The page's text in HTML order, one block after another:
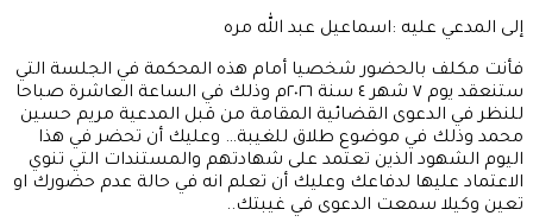
إلى المدعي عليه :اسماعيل عبد الله مره
فأنت مكلف بالحضور شخصيا أمام هذه المحكمة في الجلسة التي
ستنعقد يوم ٧ شهر ٤ سنة ٢٠٢٦م وذلك في الساعة العاشرة صباحا
للنظر في الدعوى القضائية المقامة من قبل المدعية مريم حسين
محمد وذلك في موضوع طلاق للغيبة… وعليك أن تحضر في هذا
اليوم الشهود الذين تعتمد على شهادتهم والمستندات التي تنوي
الاعتماد عليها لدفاعك وعليك أن تعلم انه في حالة عدم حضورك او
تعين وكيلا سمعت الدعوى في غيبتك..